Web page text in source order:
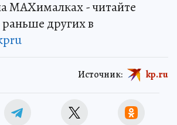
MAXималках - читайте
других в
Источник: kp.ru